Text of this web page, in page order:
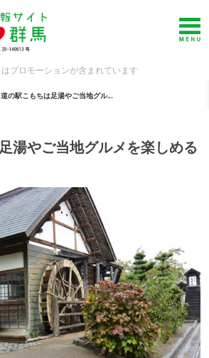
プロモーションが含まれています
道の駅こもちは足湯やご当地グル...
湯やご当地グルメを楽しめる